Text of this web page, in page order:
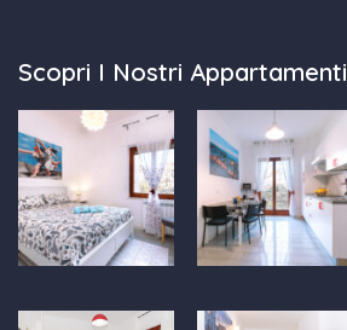
Scopri I Nostri Appartamenti